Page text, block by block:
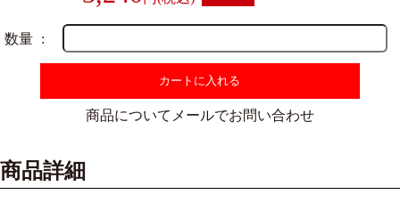
数量
カートに入れる
商品についてメールでお問い合わせ
商品詳細